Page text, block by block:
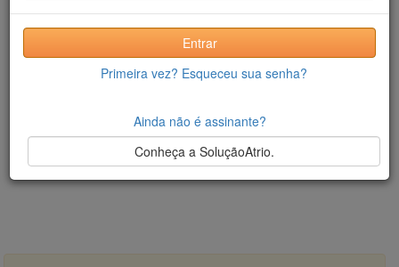
Entrar
Primeira vez? Esqueceu sua senha?
Ainda não é assinante?
Conheça a SoluçãoAtrio.